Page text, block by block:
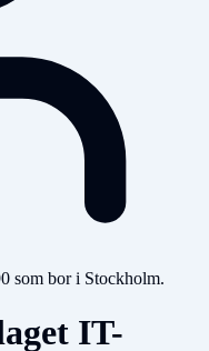
som bor i Stockholm.
IT-